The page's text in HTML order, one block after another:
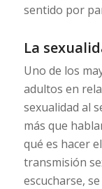
sentido por
La
Uno de los
adultos en
sexualidad al
más que
qué es hacer
transmisión
escucharse,